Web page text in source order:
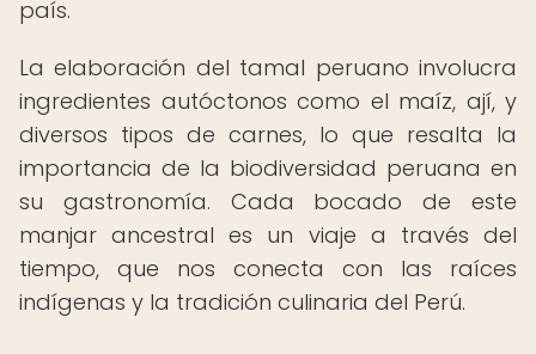
país.
La elaboración del tamal peruano involucra
ingredientes autóctonos como el maíz, ají, y
diversos tipos de carnes, lo que resalta la
importancia de la biodiversidad peruana en
su gastronomía. Cada bocado de este
manjar ancestral es un viaje a través del
tiempo, que nos conecta con las raíces
indígenas y la tradición culinaria del Perú.